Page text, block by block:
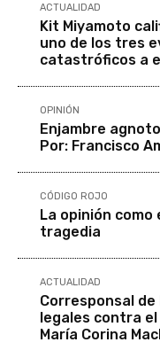
ACTUALIDAD
Kit Miyamoto
uno de los tres
catastróficos a
OPINIÓN
Enjambre
Por: Francisco
CÓDIGO ROJO
La opinión
tragedia
ACTUALIDAD
Corresponsal de
legales contra
María Corina